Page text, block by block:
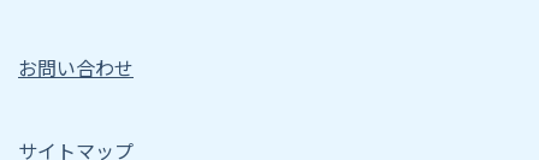
お問い合わせ
サイトマップ